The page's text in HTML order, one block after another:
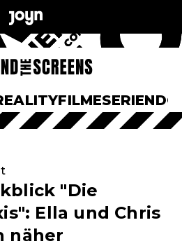
FILMESERIEN
"Die
Ella und Chris
näher